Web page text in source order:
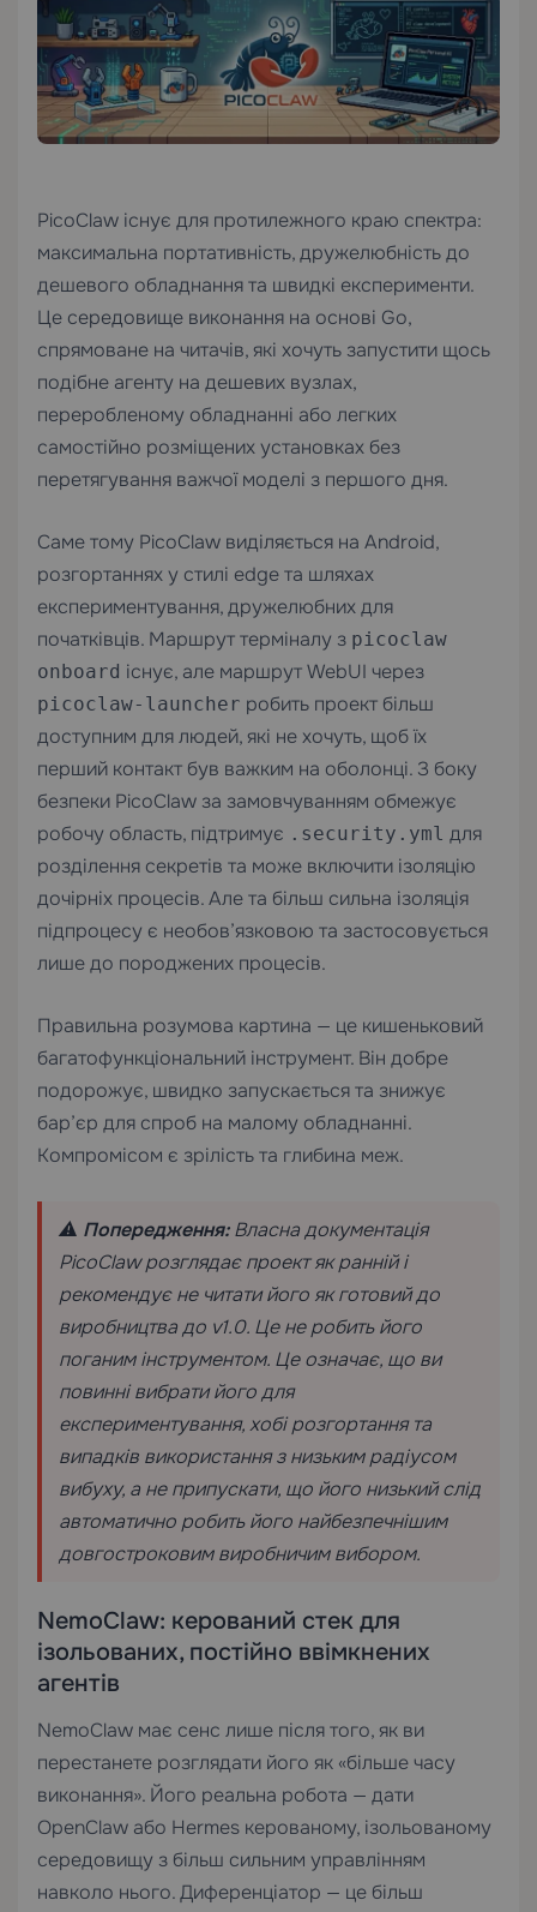
PicoClaw існує для протилежного краю спектра:
максимальна портативність, дружелюбність до
дешевого обладнання та швидкі експерименти.
Це середовище виконання на основі Go,
спрямоване на читачів, які хочуть запустити щось
подібне агенту на дешевих вузлах,
переробленому обладнанні або легких
самостійно розміщених установках без
перетягування важчої моделі з першого дня.
Саме тому PicoClaw виділяється на Android,
розгортаннях у стилі edge та шляхах
експериментування, дружелюбних для
початківців. Маршрут терміналу з picoclaw
onboard існує, але маршрут WebUI через
picoclaw-launcher робить проект більш
доступним для людей, які не хочуть, щоб їх
перший контакт був важким на оболонці. З боку
безпеки PicoClaw за замовчуванням обмежує
робочу область, підтримує .security.yml для
розділення секретів та може включити ізоляцію
дочірніх процесів. Але та більш сильна ізоляція
підпроцесу є необов’язковою та застосовується
лише до породжених процесів.
Правильна розумова картина — це кишеньковий
багатофункціональний інструмент. Він добре
подорожує, швидко запускається та знижує
бар’єр для спроб на малому обладнанні.
Компромісом є зрілість та глибина меж.
⚠️ Попередження:Власна документація
PicoClaw розглядає проект як ранній і
рекомендує не читати його як готовий до
виробництва до v1.0. Це не робить його
поганим інструментом. Це означає, що ви
повинні вибрати його для
експериментування, хобі розгортання та
випадків використання з низьким радіусом
вибуху, а не припускати, що його низький слід
автоматично робить його найбезпечнішим
довгостроковим виробничим вибором.
NemoClaw: керований стек для
ізольованих, постійно ввімкнених
агентів
NemoClaw має сенс лише після того, як ви
перестанете розглядати його як «більше часу
виконання». Його реальна робота — дати
OpenClaw або Hermes керованому, ізольованому
середовищу з більш сильним управлінням
навколо нього. Диференціатор — це більш